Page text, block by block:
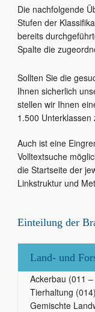
Die nachfolgende
Stufen der
bereits
Spalte die
Sollten Sie die
Ihnen sicherlich
stellen wir Ihnen
1.500 Unterklassen
Auch ist eine
Volltextsuche
die Startseite der
Linkstruktur und
Einteilung der
Land- und
Ackerbau (011
Tierhaltung (014)
Gemischte